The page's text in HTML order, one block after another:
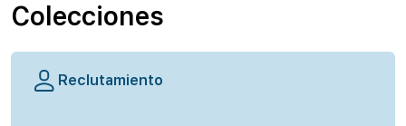
Colecciones
Reclutamiento